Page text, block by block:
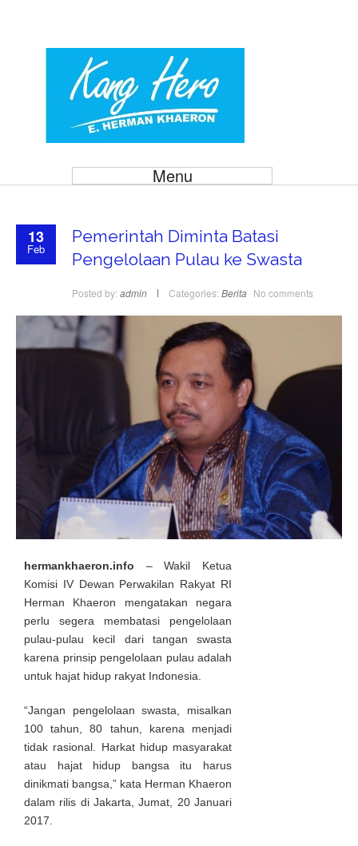
Menu
13
Feb
Pemerintah Diminta Batasi
Pengelolaan Pulau ke Swasta
Posted by: admin Categories: Berita No comments
hermankhaeron.info – Wakil Ketua
Komisi IV Dewan Perwakilan Rakyat RI
Herman Khaeron mengatakan negara
perlu segera membatasi pengelolaan
pulau-pulau kecil dari tangan swasta
karena prinsip pengelolaan pulau adalah
untuk hajat hidup rakyat Indonesia.
“Jangan pengelolaan swasta, misalkan
100 tahun, 80 tahun, karena menjadi
tidak rasional. Harkat hidup masyarakat
atau hajat hidup bangsa itu harus
dinikmati bangsa,” kata Herman Khaeron
dalam rilis di Jakarta, Jumat, 20 Januari
2017.